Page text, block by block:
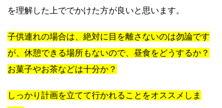
を理解した上ででかけた方が良いと思います。
子供連れの場合は、絶対に目を離さないのは勿論です
が、休憩できる場所もないので、 昼食をどうするか？
お菓子やお茶などは十分か？
しっかり計画を立てて行かれることをオススメしま